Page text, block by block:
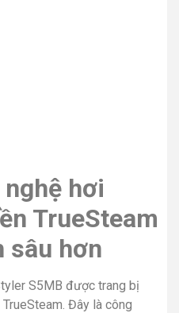
hơi
TrueSteam
sâu hơn
S5MB được trang bị
Đây là công